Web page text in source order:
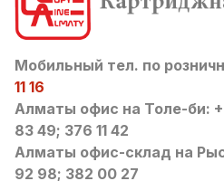
Мобильный тел. по
11 16
Алматы офис на Толе-би:
83 49; 376 11 42
Алматы офис-склад на
92 98; 382 00 27